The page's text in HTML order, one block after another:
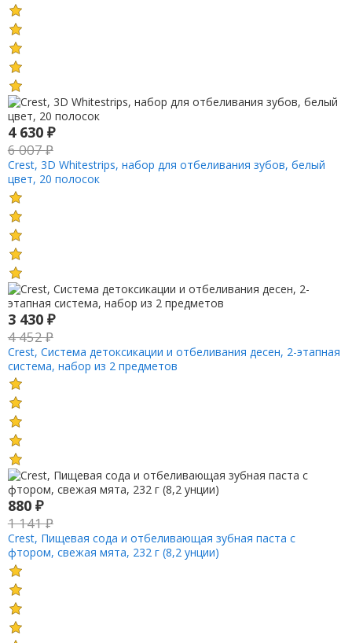
4 630 ₽
6 007₽
Crest, 3D Whitestrips, набор для отбеливания зубов, белый
цвет, 20 полосок
3 430 ₽
4 452₽
Crest, Система детоксикации и отбеливания десен, 2-этапная
система, набор из 2 предметов
880 ₽
1 141₽
Crest, Пищевая сода и отбеливающая зубная паста с
фтором, свежая мята, 232 г (8,2 унции)